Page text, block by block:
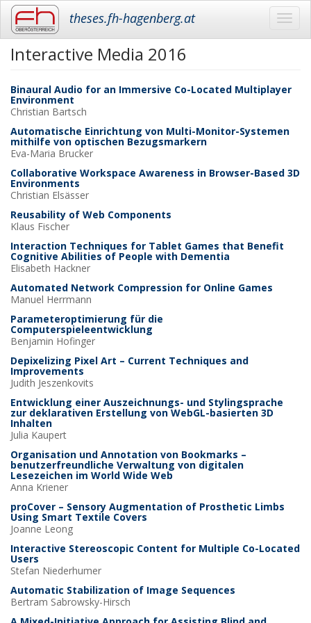
Skip
content
theses.fh-hagenberg.at
Interactive Media 2016
Binaural Audio for an Immersive Co-Located Multiplayer
Environment
Christian Bartsch
Automatische Einrichtung von Multi-Monitor-Systemen
mithilfe von optischen Bezugsmarkern
Eva-Maria Brucker
Collaborative Workspace Awareness in Browser-Based 3D
Environments
Christian Elsässer
Reusability of Web Components
Klaus Fischer
Interaction Techniques for Tablet Games that Benefit
Cognitive Abilities of People with Dementia
Elisabeth Hackner
Automated Network Compression for Online Games
Manuel Herrmann
Parameteroptimierung für die
Computerspieleentwicklung
Benjamin Hofinger
Depixelizing Pixel Art – Current Techniques and
Improvements
Judith Jeszenkovits
Entwicklung einer Auszeichnungs- und Stylingsprache
zur deklarativen Erstellung von WebGL-basierten 3D
Inhalten
Julia Kaupert
Organisation und Annotation von Bookmarks –
benutzerfreundliche Verwaltung von digitalen
Lesezeichen im World Wide Web
Anna Kriener
proCover – Sensory Augmentation of Prosthetic Limbs
Using Smart Textile Covers
Joanne Leong
Interactive Stereoscopic Content for Multiple Co-Located
Users
Stefan Niederhumer
Automatic Stabilization of Image Sequences
Bertram Sabrowsky-Hirsch